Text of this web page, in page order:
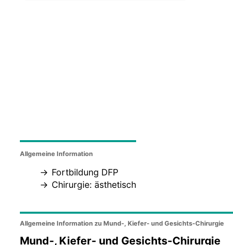
Allgemeine Information
Fortbildung DFP
Chirurgie: ästhetisch
Allgemeine Information zu Mund-, Kiefer- und Gesichts-Chirurgie
Mund-, Kiefer- und Gesichts-Chirurgie